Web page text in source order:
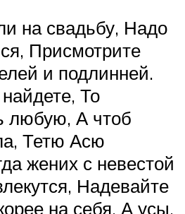
на свадьбу, Надо
Присмотрите
и подлинней.
То
любую, А чтоб
Тетю Асю
жених с невестой
Надевайте
на себя, А усы,